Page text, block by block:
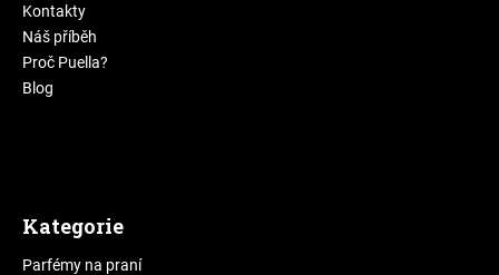
Kontakty
Náš příběh
Proč Puella?
Blog
Kategorie
Parfémy na praní